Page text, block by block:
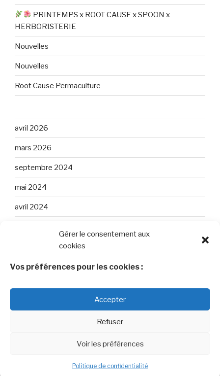
Gérer le consentement aux
cookies
Vos préférences pour les cookies :
Accepter
Refuser
Voir les préférences
Politique de confidentialité
PRINTEMPS x ROOT CAUSE x SPOON x
HERBORISTERIE
Nouvelles
Nouvelles
Root Cause Permaculture
avril 2026
mars 2026
septembre 2024
mai 2024
avril 2024
janvier 2024